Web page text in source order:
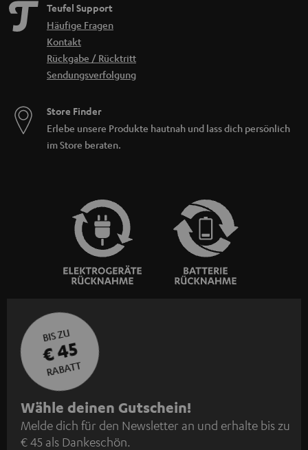
Teufel Support
Häufige Fragen
Kontakt
Rückgabe / Rücktritt
Sendungsverfolgung
Store Finder
Erlebe unsere Produkte hautnah und lass dich persönlich
im Store beraten.
BIS ZU
€ 45
RABATT
N
e
Wähle deinen Gutschein!
Melde dich für den Newsletter an und erhalte bis zu
€ 45 als Dankeschön.